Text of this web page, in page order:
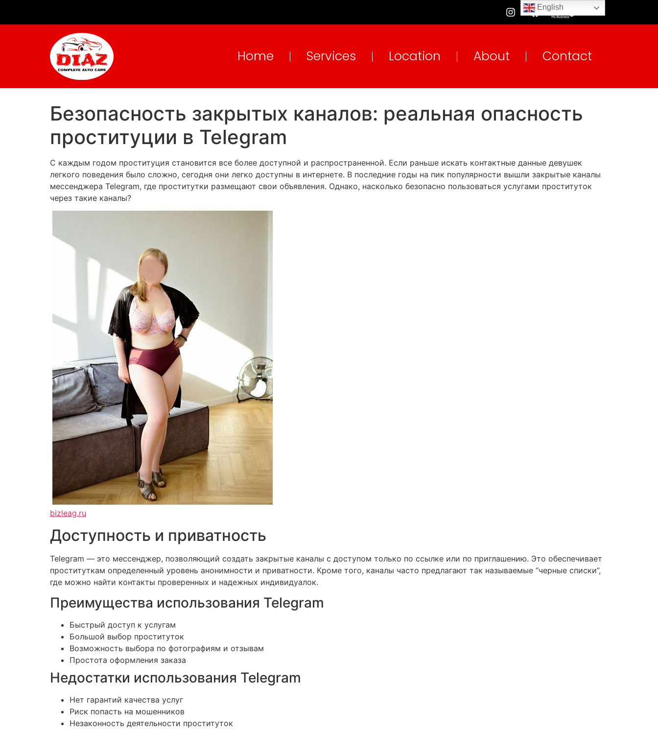
Home Services Location About Contact
Безопасность закрытых каналов: реальная опасность
проституции в Telegram
С каждым годом проституция становится все более доступной и распространенной. Если раньше искать контактные данные девушек
легкого поведения было сложно, сегодня они легко доступны в интернете. В последние годы на пик популярности вышли закрытые каналы
мессенджера Telegram, где проститутки размещают свои объявления. Однако, насколько безопасно пользоваться услугами проституток
через такие каналы?
bizleag.ru
Доступность и приватность
Telegram — это мессенджер, позволяющий создать закрытые каналы с доступом только по ссылке или по приглашению. Это обеспечивает
проституткам определенный уровень анонимности и приватности. Кроме того, каналы часто предлагают так называемые “черные списки”,
где можно найти контакты проверенных и надежных индивидуалок.
Преимущества использования Telegram
Быстрый доступ к услугам
Большой выбор проституток
Возможность выбора по фотографиям и отзывам
Простота оформления заказа
Недостатки использования Telegram
Нет гарантий качества услуг
Риск попасть на мошенников
Незаконность деятельности проституток
English